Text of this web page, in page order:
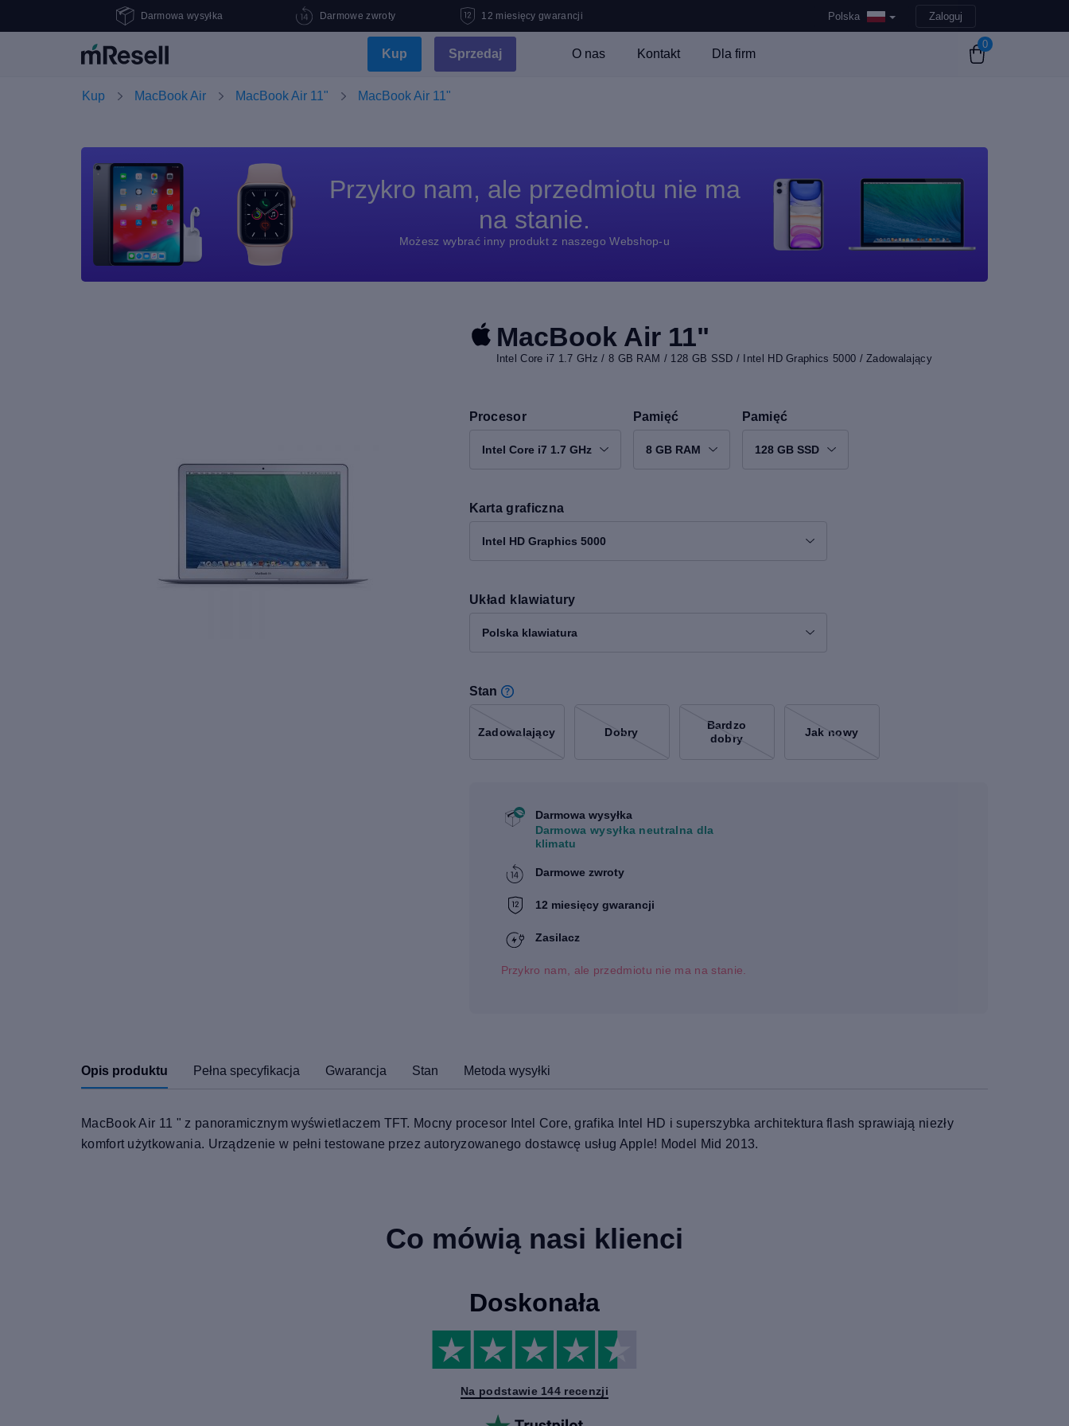
Darmowa wysyłka Darmowe zwroty 12 miesięcy gwarancji Polska Zaloguj
Kup Sprzedaj O nas Kontakt Dla firm
0
Kup MacBook Air MacBook Air 11" MacBook Air 11"
Przykro nam, ale przedmiotu nie ma
na stanie.
Możesz wybrać inny produkt z naszego Webshop-u
MacBook Air 11"
Intel Core i7 1.7 GHz / 8 GB RAM / 128 GB SSD / Intel HD Graphics 5000 / Zadowalający
Procesor
Intel Core i7 1.7 GHz
Pamięć
8 GB RAM
Pamięć
128 GB SSD
Karta graficzna
Intel HD Graphics 5000
Układ klawiatury
Polska klawiatura
Stan
Zadowalający Dobry
Bardzo
dobry
Jak nowy
Darmowa wysyłka
Darmowa wysyłka neutralna dla
klimatu
Darmowe zwroty
12 miesięcy gwarancji
Zasilacz
Przykro nam, ale przedmiotu nie ma na stanie.
Opis produktu Pełna specyfikacja Gwarancja Stan Metoda wysyłki
MacBook Air 11 " z panoramicznym wyświetlaczem TFT. Mocny procesor Intel Core, grafika Intel HD i superszybka architektura flash sprawiają niezły
komfort użytkowania. Urządzenie w pełni testowane przez autoryzowanego dostawcę usług Apple! Model Mid 2013.
Co mówią nasi klienci
Doskonała
Na podstawie 144 recenzji